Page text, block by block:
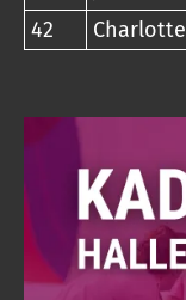
42
Charlotte